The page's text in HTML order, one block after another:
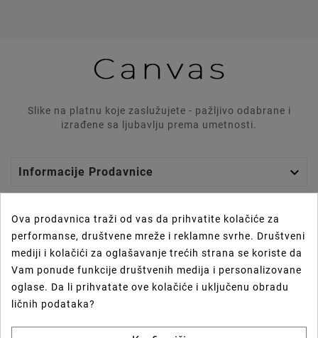
Slike na platnu koje zaslužujete - pažljivo odabrane i
izrađene sa ljubavlju prema umetnosti.
Informacije Prodavnice 
Vaš Nalog 
Prečice 
Ova prodavnica traži od vas da prihvatite kolačiće za
performanse, društvene mreže i reklamne svrhe. Društveni
mediji i kolačići za oglašavanje trećih strana se koriste da
Vam ponude funkcije društvenih medija i personalizovane
oglase. Da li prihvatate ove kolačiće i uključenu obradu
ličnih podataka?